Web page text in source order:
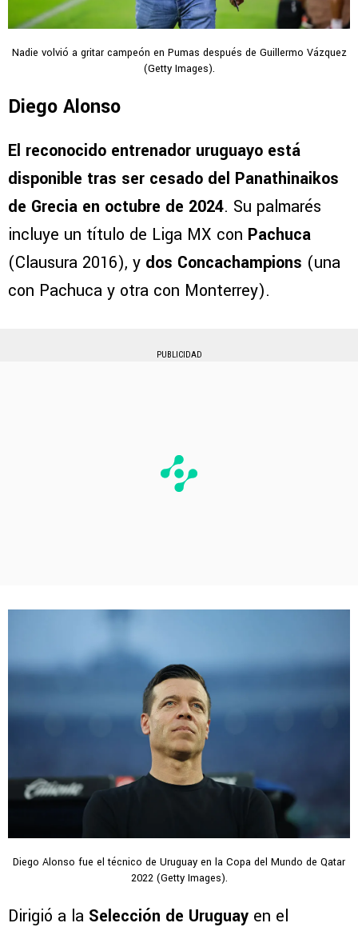
Nadie volvió a gritar campeón en Pumas después de Guillermo Vázquez
(Getty Images).
Diego Alonso
El reconocido entrenador uruguayo está
disponible tras ser cesado del Panathinaikos
de Grecia en octubre de 2024. Su palmarés
incluye un título de Liga MX con Pachuca
(Clausura 2016), y dos Concachampions (una
con Pachuca y otra con Monterrey).
PUBLICIDAD
Diego Alonso fue el técnico de Uruguay en la Copa del Mundo de Qatar
2022 (Getty Images).
Dirigió a la Selección de Uruguay en el